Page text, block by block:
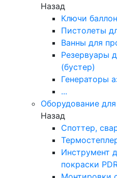
Назад
Ключи
Пистолеты
Ванны для
Резервуары
(бустер)
Генераторы
...
Оборудование
Назад
Споттер,
Инструмент
покраски